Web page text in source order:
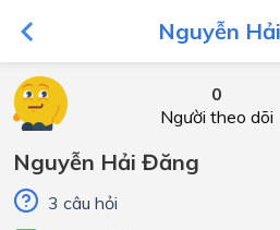
Nguyễn
0
Người theo dõi
Nguyễn Hải Đăng
3 câu hỏi